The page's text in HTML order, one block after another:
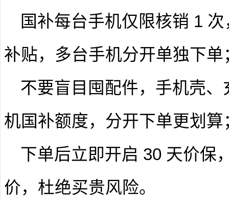
国补每台手机仅限核销 1
补贴，多台手机分开单独下单
不要盲目囤配件，手机壳
机国补额度，分开下单更划算
下单后立即开启 30 天价保
价，杜绝买贵风险。